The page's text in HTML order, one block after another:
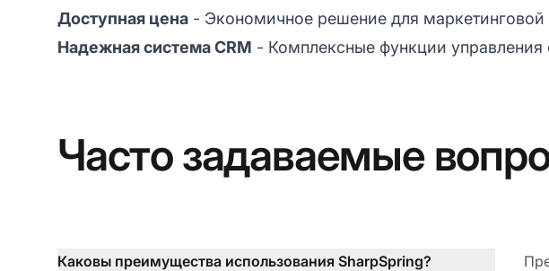
Доступная цена - Экономичное решение для маркетинговой
Надежная система CRM - Комплексные функции
Часто задаваемые
Каковы преимущества использования SharpSpring?